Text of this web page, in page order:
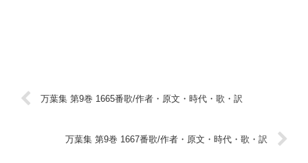
万葉集 第9巻 1665番歌/作者・原文・時代・歌・訳
万葉集 第9巻 1667番歌/作者・原文・時代・歌・訳